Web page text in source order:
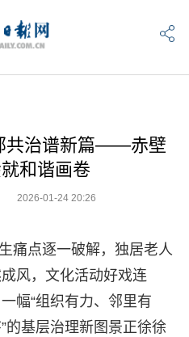
共治谱新篇——赤壁
和谐画卷
2026-01-24 20:26
痛点逐一破解，独居老人
风，文化活动好戏连
幅“组织有力、邻里有
的基层治理新图景正徐徐